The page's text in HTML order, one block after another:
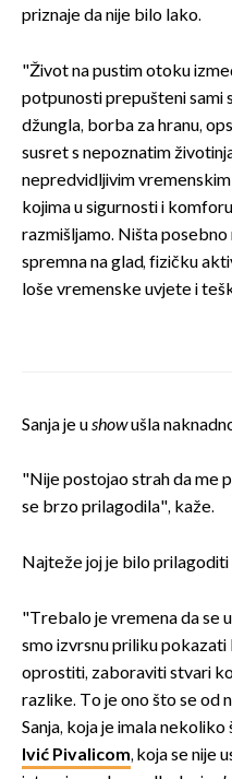
priznaje da nije bilo lako.
"Život na pustim otoku
potpunosti prepušteni sami
džungla, borba za hranu,
susret s nepoznatim
nepredvidljivim
kojima u sigurnosti i
razmišljamo. Ništa posebno
spremna na glad, fizičku
loše vremenske uvjete i
Sanja je ushowušla
"Nije postojao strah da me
se brzo prilagodila", kaže.
Najteže joj je bilo
"Trebalo je vremena da se
smo izvrsnu priliku
oprostiti, zaboraviti stvari
razlike. To je ono što se od
Sanja, koja je imala nekoliko
Ivić Pivalicom, koja se nije